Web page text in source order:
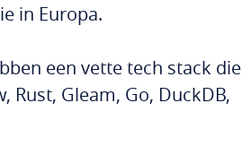
in Europa.
een vette tech stack die
Rust, Gleam, Go, DuckDB,